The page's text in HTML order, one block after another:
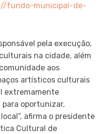
fundo-municipal-de-
pela execução,
na cidade, além
aos
artísticos culturais
extremamente
oportunizar,
afirma o presidente
Cultural de